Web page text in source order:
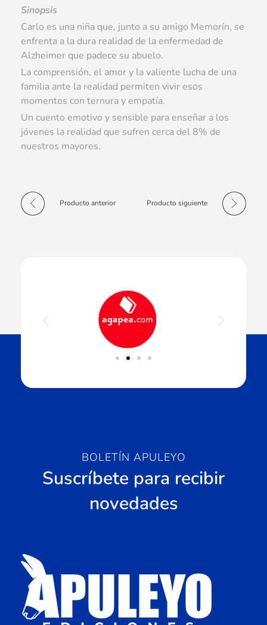
Sinopsis
Carlo es una niña que, junto a su amigo Memorín, se
enfrenta a la dura realidad de la enfermedad de
Alzheimer que padece su abuelo.
La comprensión, el amor y la valiente lucha de una
familia ante la realidad permiten vivir esos
momentos con ternura y empatía.
Un cuento emotivo y sensible para enseñar a los
jóvenes la realidad que sufren cerca del 8% de
nuestros mayores.
Producto anterior Producto siguiente
BOLETÍN APULEYO
Suscríbete para recibir
novedades